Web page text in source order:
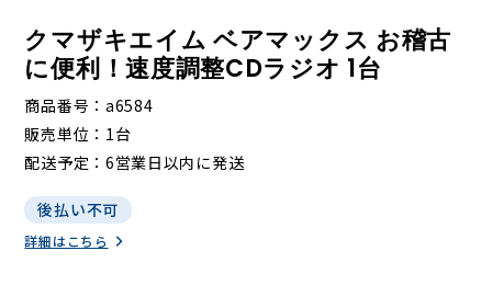
クマザキエイム ベアマックス お稽古
に便利！速度調整CDラジオ 1台
商品番号
a6584
販売単位
1台
配送予定
6営業日以内に発送
後払い不可
詳細はこちら